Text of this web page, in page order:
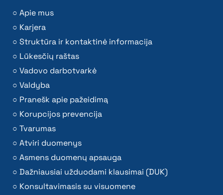
Apie mus
Karjera
Struktūra ir kontaktinė informacija
Lūkesčių raštas
Vadovo darbotvarkė
Valdyba
Pranešk apie pažeidimą
Korupcijos prevencija
Tvarumas
Atviri duomenys
Asmens duomenų apsauga
Dažniausiai užduodami klausimai (DUK)
Konsultavimasis su visuomene